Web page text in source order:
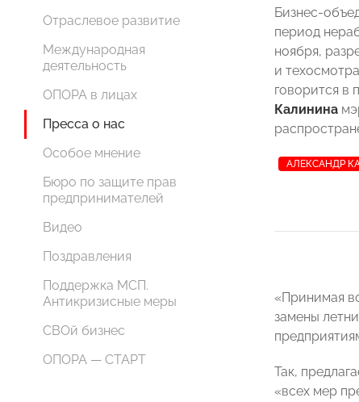
Отраслевое развитие
Международная
деятельность
ОПОРА в лицах
Пресса о нас
Особое мнение
Бюро по защите прав
предпринимателей
Видео
Поздравления
Поддержка МСП.
Антикризисные меры
СВОй бизнес
ОПОРА — СТАРТ
Бизнес-
период
ноября,
и
говорится в
Калинина
АЛЕКСАНДР
«Принимая
замены
Так,
«всех мер